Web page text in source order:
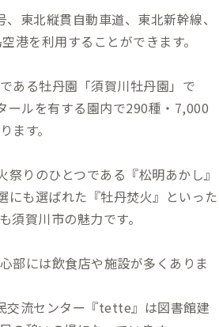
東北縦貫自動車道、東北新幹線、
港を利用することができます。
ある牡丹園「須賀川牡丹園」で
ールを有する園内で290種・7,000
ます。
りのひとつである『松明あかし』
にも選ばれた『牡丹焚火』といった
須賀川市の魅力です。
部には飲食店や施設が多くありま
交流センター『tette』は図書館建